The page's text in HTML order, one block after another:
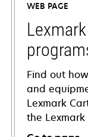
new
tab
WEB PAGE
Find out
and
Lexmark
the Lexmark